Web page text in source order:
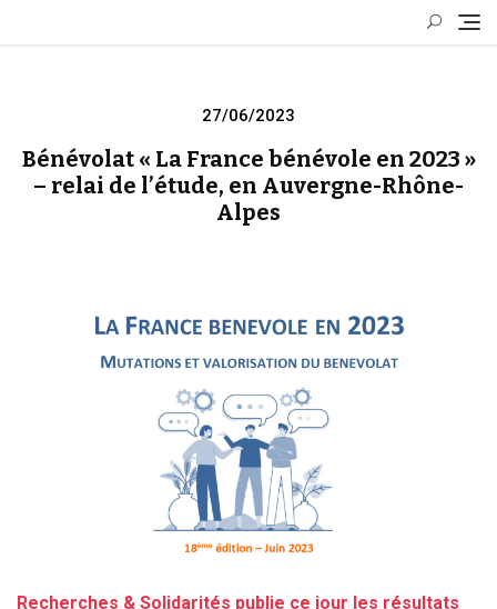
Posted
27/06/2023
Bénévolat « La France bénévole en 2023 »
– relai de l’étude, en Auvergne-Rhône-
Alpes
Recherches & Solidarités publie ce jour les résultats